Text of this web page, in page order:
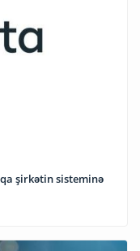
şirkətin sisteminə